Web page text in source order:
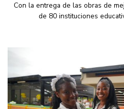
Con la entrega de las obras de
de 80 instituciones